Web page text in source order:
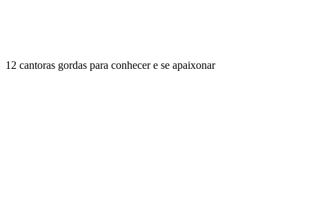
12 cantoras gordas para conhecer e se apaixonar